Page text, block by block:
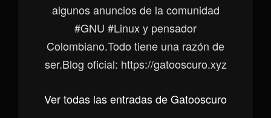
algunos anuncios de la comunidad
#GNU #Linux y pensador
Colombiano.Todo tiene una razón de
ser.Blog oficial: https://gatooscuro.xyz
Ver todas las entradas de Gatooscuro